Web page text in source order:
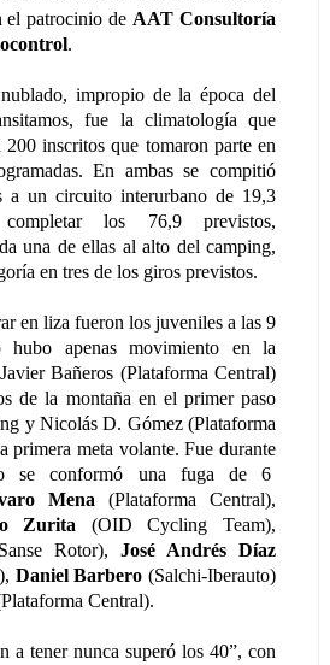
patrocinio de AAT Consultoría
.
impropio de la época del
fue la climatología que
200 inscritos que tomaron parte en
En ambas se compitió
a un circuito interurbano de 19,3
los 76,9 previstos,
una de ellas al alto del camping,
en tres de los giros previstos.
en liza fueron los juveniles a las 9
apenas movimiento en la
Bañeros (Plataforma Central)
de la montaña en el primer paso
y Nicolás D. Gómez (Plataforma
primera meta volante. Fue durante
se conformó una fuga de 6
Mena (Plataforma Central),
Zurita (OID Cycling Team),
Rotor),José Andrés Díaz
Daniel Barbero (Salchi-Iberauto)
Central).
a tener nunca superó los 40”, con